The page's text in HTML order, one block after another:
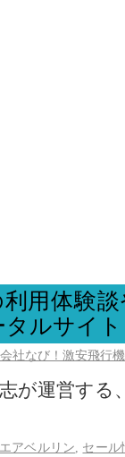
用体験
タルサイ
社なび！激安飛行
が運営する
エアベルリン
セール